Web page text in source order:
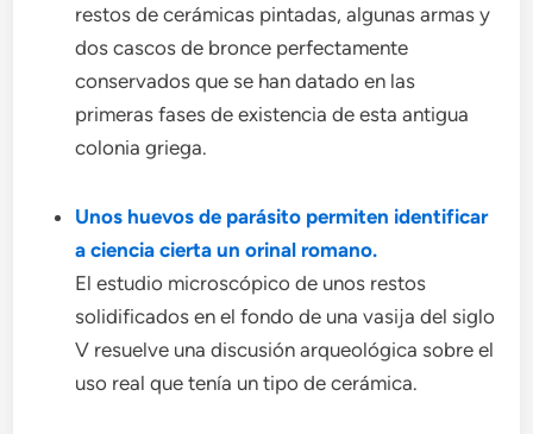
restos de cerámicas pintadas, algunas armas y
dos cascos de bronce perfectamente
conservados que se han datado en las
primeras fases de existencia de esta antigua
colonia griega.
Unos huevos de parásito permiten identificar
a ciencia cierta un orinal romano.
El estudio microscópico de unos restos
solidificados en el fondo de una vasija del siglo
V resuelve una discusión arqueológica sobre el
uso real que tenía un tipo de cerámica.